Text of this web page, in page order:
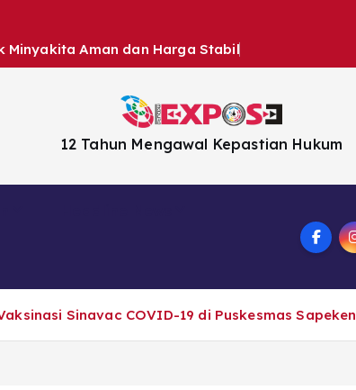
Minyakita Aman dan Harga Stabil
12 Tahun Mengawal Kepastian Hukum
Sinavac COVID-19 di Puskesmas Sapeken